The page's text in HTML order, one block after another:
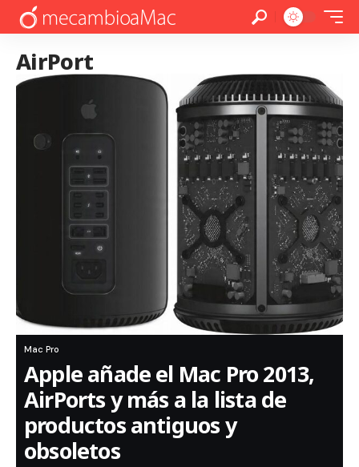
AirPort
Mac Pro
Apple añade el Mac Pro 2013,
AirPorts y más a la lista de
productos antiguos y
obsoletos